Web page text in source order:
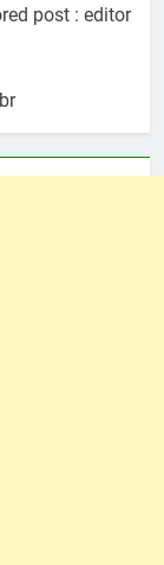
post : editor